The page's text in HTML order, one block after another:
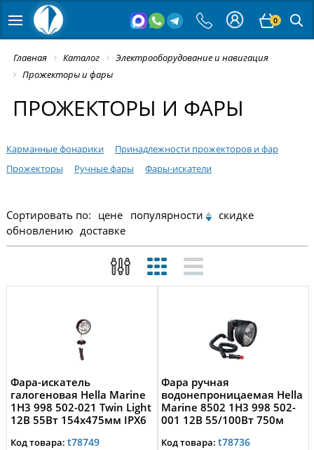
0
Главная Каталог
Электрооборудование и навигация
Прожекторы и фары
ПРОЖЕКТОРЫ И ФАРЫ
Карманные фонарики
Принадлежности прожекторов и фар
Прожекторы
Ручные фары Фары-искатели
Сортировать по: цене популярности
скидке
обновлению доставке
Фара-искатель
галогеновая Hella Marine
1H3 998 502-021 Twin Light
12В 55Вт 154x475мм IPX6
Код товара: t78749
Фара ручная
водонепроницаемая Hella
Marine 8502 1H3 998 502-
001 12В 55/100Вт 750м
Код товара: t78736